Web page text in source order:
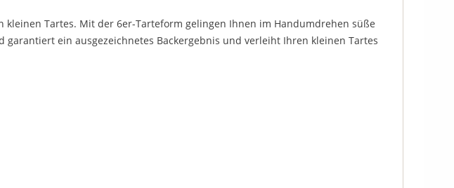
kleinen Tartes. Mit der 6er-Tarteform gelingen Ihnen im Handumdrehen süße
ein ausgezeichnetes Backergebnis und verleiht Ihren kleinen Tartes